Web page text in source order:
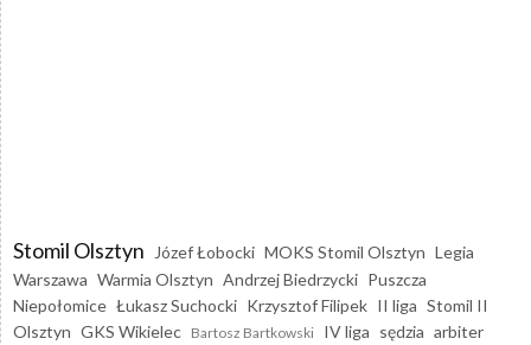
Stomil Olsztyn Józef Łobocki MOKS Stomil Olsztyn Legia
Warszawa Warmia Olsztyn Andrzej Biedrzycki Puszcza
Niepołomice Łukasz Suchocki Krzysztof Filipek II liga Stomil II
Olsztyn GKS Wikielec Bartosz Bartkowski IV liga sędzia arbiter